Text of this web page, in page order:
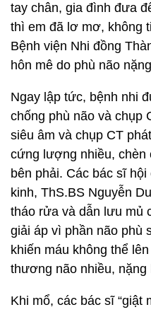
tay chân, gia đình đưa
thì em đã lơ mơ, không
Bệnh viện Nhi đồng
hôn mê do phù não
Ngay lập tức, bệnh nhi
chống phù não và chụp
siêu âm và chụp CT
cứng lượng nhiều, chèn
bên phải. Các bác sĩ
kinh, ThS.BS Nguyễn
tháo rửa và dẫn lưu mủ
giải áp vì phần não phù
khiến máu không thể
thương não nhiều, nặng
Khi mổ, các bác sĩ “giật